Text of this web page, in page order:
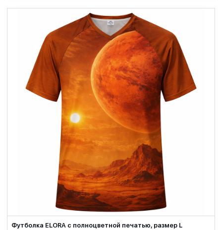
Футболка ELORA с полноцветной печатью, размер L